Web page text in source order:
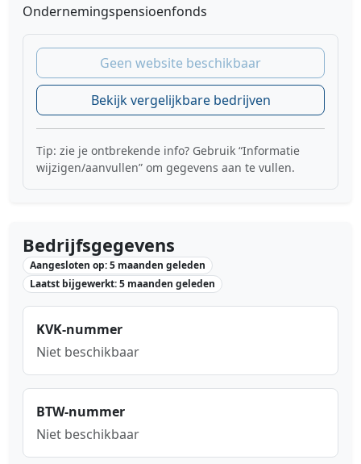
Ondernemingspensioenfonds
Geen website beschikbaar
Bekijk vergelijkbare bedrijven
Tip: zie je ontbrekende info? Gebruik “Informatie
wijzigen/aanvullen” om gegevens aan te vullen.
Bedrijfsgegevens
Aangesloten op: 5 maanden geleden
Laatst bijgewerkt: 5 maanden geleden
KVK-nummer
Niet beschikbaar
BTW-nummer
Niet beschikbaar